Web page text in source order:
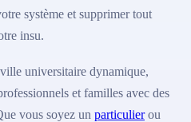
système et supprimer tout
insu.
universitaire dynamique,
et familles avec des
vous soyez un particulierou